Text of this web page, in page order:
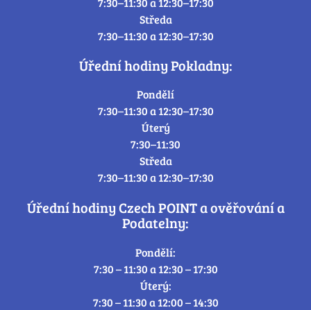
Středa
7:30–11:30 a 12:30–17:30
Úřední hodiny Pokladny:
Pondělí
7:30–11:30 a 12:30–17:30
Úterý
7:30–11:30
Středa
7:30–11:30 a 12:30–17:30
Úřední hodiny Czech POINT a ověřování a
Podatelny:
Pondělí:
7:30 – 11:30 a 12:30 – 17:30
Úterý:
7:30 – 11:30 a 12:00 – 14:30